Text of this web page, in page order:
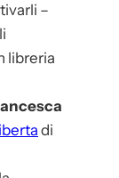
–
libreria
di